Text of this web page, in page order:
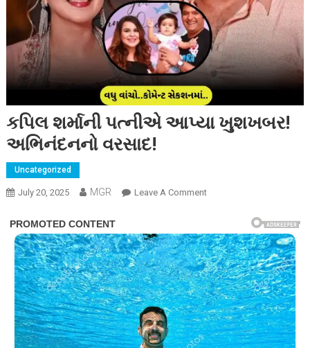
કપિલ શર્માની પત્નીએ આપ્યા ખુશખબર!
અભિનંદનનો વરસાદ!
Uncategorized
July 20, 2025 MGR Leave A CommentOn
પત્નીએ
આપ્યા
ખુશખબર!
અભિનંદનનો
વરસાદ!